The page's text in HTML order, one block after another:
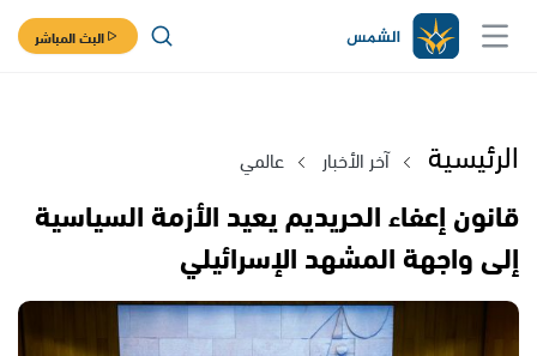
البث المباشر
الرئيسية آخر الأخبار عالمي
قانون إعفاء الحريديم يعيد الأزمة السياسية
إلى واجهة المشهد الإسرائيلي